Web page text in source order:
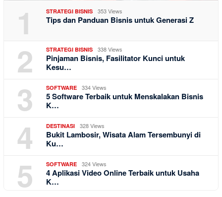
1 STRATEGI BISNIS 353 Views
Tips dan Panduan Bisnis untuk Generasi Z
2 STRATEGI BISNIS 338 Views
Pinjaman Bisnis, Fasilitator Kunci untuk
Kesu…
3 SOFTWARE 334 Views
5 Software Terbaik untuk Menskalakan Bisnis
K…
4 DESTINASI 328 Views
Bukit Lambosir, Wisata Alam Tersembunyi di
Ku…
5 SOFTWARE 324 Views
4 Aplikasi Video Online Terbaik untuk Usaha
K…